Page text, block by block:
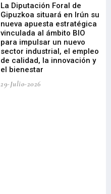
La Diputación Foral de
Gipuzkoa situará en Irún su
nueva apuesta estratégica
vinculada al ámbito BIO
para impulsar un nuevo
sector industrial, el empleo
de calidad, la innovación y
el bienestar
29-Julio-2026